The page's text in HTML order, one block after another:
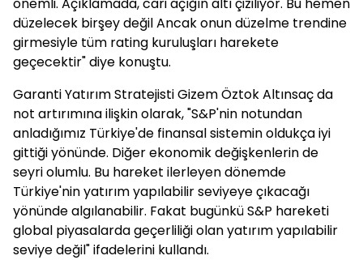
düzelecek birşey değil Ancak onun düzelme trendine
girmesiyle tüm rating kuruluşları harekete
geçecektir" diye konuştu.
Garanti Yatırım Stratejisti Gizem Öztok Altınsaç da
not artırımına ilişkin olarak, "S&P'nin notundan
anladığımız Türkiye'de finansal sistemin oldukça iyi
gittiği yönünde. Diğer ekonomik değişkenlerin de
seyri olumlu. Bu hareket ilerleyen dönemde
Türkiye'nin yatırım yapılabilir seviyeye çıkacağı
yönünde algılanabilir. Fakat bugünkü S&P hareketi
global piyasalarda geçerliliği olan yatırım yapılabilir
seviye değil" ifadelerini kullandı.